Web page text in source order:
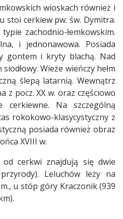
wioskach również i
stoi cerkiew pw. św. Dymitra.
zachodnio-łemkowskim.
i jednonawowa. Posiada
gontem i kryty blachą. Nad
Wieże wieńczy hełm
ślepą latarnią. Wewnątrz
z pocz. XX w. oraz częściowo
cerkiewne. Na szczególną
rokokowo-klasycystyczny z
posiada również obraz
XVIII w.
cerkwi znajdują się dwie
Leluchów leży na
u stóp góry Kraczonik (939